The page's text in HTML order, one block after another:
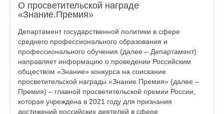
О просветительской награде
«Знание.Премия»
Департамент государственной политики в сфере
среднего профессионального образования и
профессионального обучения (далее – Департамент)
направляет информацию о проведении Российским
обществом «Знание» конкурса на соискание
просветительской награды «Знание.Премия» (далее –
Премия) – главной просветительской премии России,
которая учреждена в 2021 году для признания
достижений российских деятелей в сфере